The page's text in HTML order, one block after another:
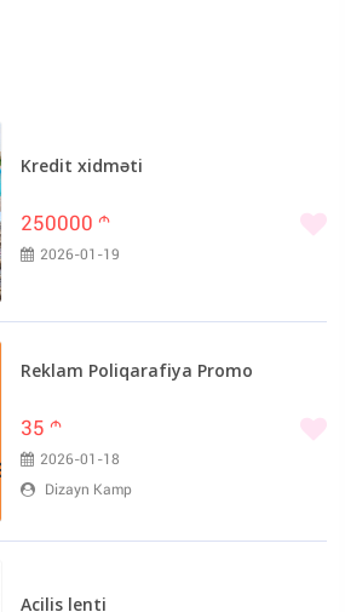
Kredit xidməti
250000 m
2026-01-19
Reklam Poliqarafiya Promo
35 m
2026-01-18
Dizayn Kamp
Acilis lenti